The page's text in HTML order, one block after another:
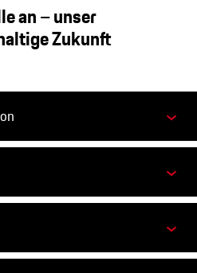
an – unser
Zukunft